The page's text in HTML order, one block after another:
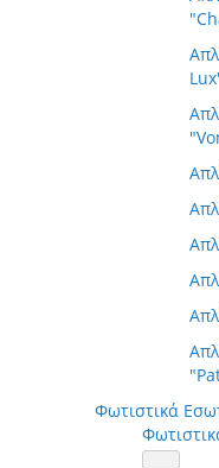
Φωτιστικά